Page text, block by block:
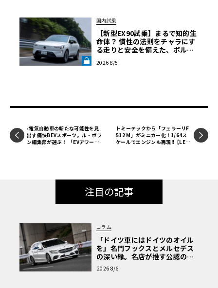
その中でル・ボラン編集長の佐藤が選んだのが「メルセデ
スベンツG580 with EQテクノロジー」です。その選考理由
します。
各車輪に独立したモーターを搭載する「4輪独立モーター」を採用す。シ
国内試乗
【新型EX90試乗】まるで知的生
命体？ 慣性の法則をチャラにす
る走りと安全を備えた、ボルボ
AB》
2026 8/5
電気自動車の新たな可能性を見
出す痛快BEVスポーツ。ル・ボラ
ン編集部が選ぶ！ 「EVアワー
トミーテックから「フェラーリF
512 M」がミニカー化！1/64ス
ケールでエンジンも再現!!【LE V
注目の記事
コラム
「ドイツ車にはドイツのオイル
を」名門フックスとメルセデス
の深い縁。名店が推す公認の安
心と、Cクラスで味わうシルキー
な走り〈PR〉
2026 8/6